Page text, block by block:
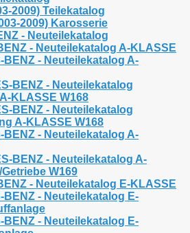
2009) Teilekatalog
2009) Karosserie
- Neuteilekatalog
- Neuteilekatalog A-KLASSE
- Neuteilekatalog A-
- Neuteilekatalog
KLASSE W168
- Neuteilekatalog
A-KLASSE W168
- Neuteilekatalog A-
- Neuteilekatalog A-
W169
- Neuteilekatalog E-KLASSE
- Neuteilekatalog E-
- Neuteilekatalog E-